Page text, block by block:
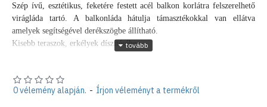
Szép ívű, esztétikus, feketére festett acél balkon korlátra felszerelhető
virágláda tartó. A balkonláda hátulja támasztékokkal van ellátva
amelyek segítségével derékszögbe állítható.
Kisebb teraszok, erkélyek díszítéséhez.
Hossza: 78 cm
Szélesség: 14 cm
0 vélemény alapján. - Írjon véleményt a termékről